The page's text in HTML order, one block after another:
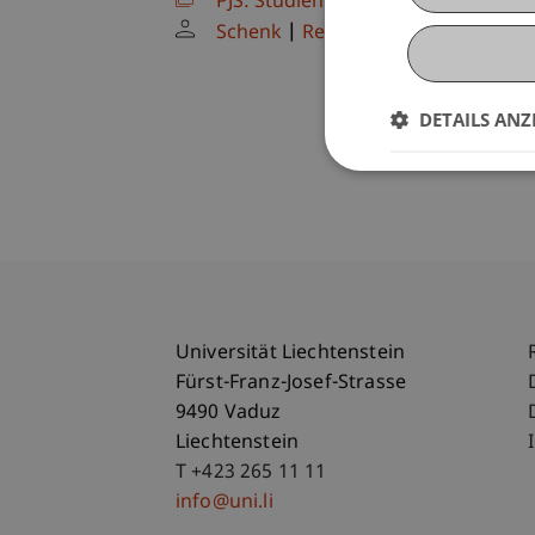
Schenk
Reiter
Universität Liechtenstein
Fürst-Franz-Josef-Strasse
9490 Vaduz
Liechtenstein
T +423 265 11 11
info@uni.li
DETAILS